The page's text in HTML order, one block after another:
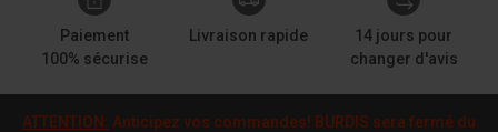
Paiement
100% sécurise
Livraison rapide
14 jours pour
changer d'avis
ATTENTION: Anticipez vos commandes! BURDIS sera fermé du